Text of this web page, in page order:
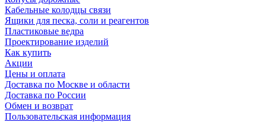
Кабельные колодцы связи
Ящики для песка, соли и реагентов
Пластиковые ведра
Проектирование изделий
Как купить
Акции
Цены и оплата
Доставка по Москве и области
Доставка по России
Обмен и возврат
Пользовательская информация